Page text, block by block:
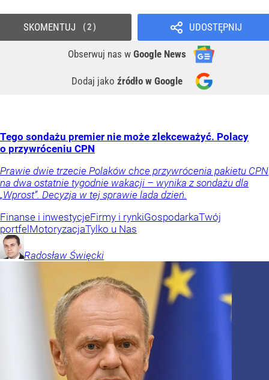
UDOSTĘPNIJ
Obserwuj nas w Google News
Dodaj jako źródło w Google
SKOMENTUJ 2
Tego sondażu premier nie może zlekceważyć. Polacy
o przywróceniu CPN
Prawie dwie trzecie Polaków chce przywrócenia pakietu CPN
na dwa ostatnie tygodnie wakacji – wynika z sondażu dla
„Wprost”. Decyzja w tej sprawie lada dzień.
Finanse i inwestycjeFirmy i rynkiGospodarkaTwój
portfel MotoryzacjaTylko u Nas
Radosław Święcki